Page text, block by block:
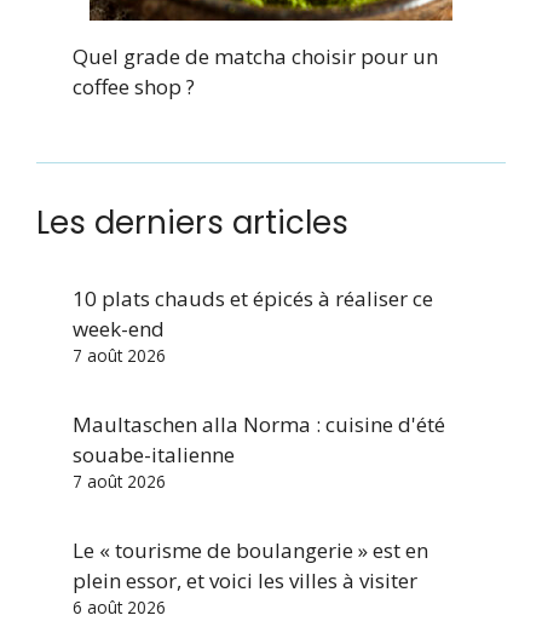
Quel grade de matcha choisir pour un
coffee shop ?
Les derniers articles
10 plats chauds et épicés à réaliser ce
week-end
7 août 2026
Maultaschen alla Norma : cuisine d'été
souabe-italienne
7 août 2026
Le « tourisme de boulangerie » est en
plein essor, et voici les villes à visiter
6 août 2026